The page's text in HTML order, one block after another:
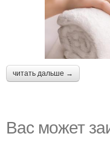
читать дальше →
Вас может